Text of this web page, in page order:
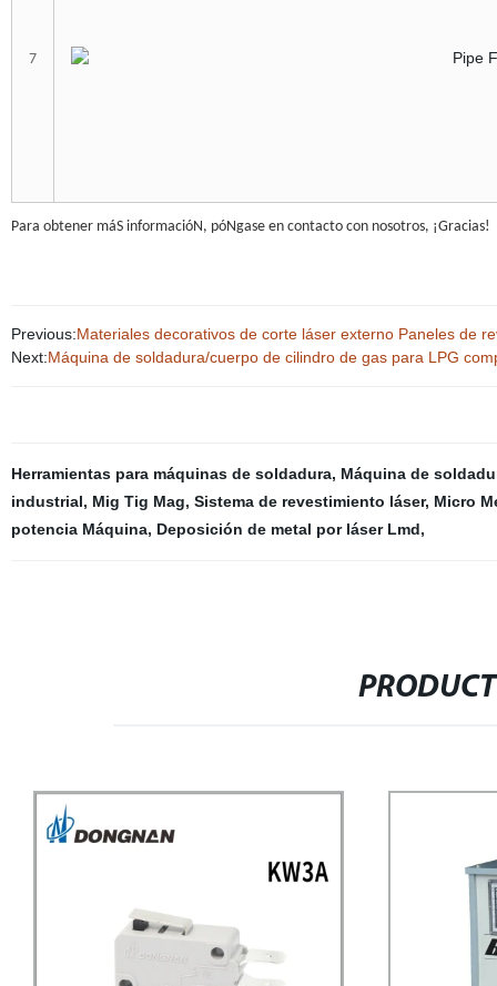
7
Para obtener máS informacióN, póNgase en contacto con nosotros, ¡Gracias!
Previous:Materiales decorativos de corte láser externo Paneles de
Next:Máquina de soldadura/cuerpo de cilindro de gas para LPG
Herramientas para máquinas de soldadura, Máquina de
industrial, Mig Tig Mag, Sistema de revestimiento láser, Micro
potencia Máquina, Deposición de metal por láser Lmd,